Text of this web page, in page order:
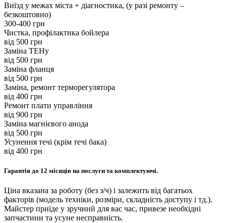
Виїзд у межах міста + діагностика, (у разі ремонту –
безкоштовно)
300-400 грн
Чистка, профілактика бойлера
вiд 500 грн
Заміна ТЕНу
вiд 500 грн
Заміна фланця
вiд 500 грн
Заміна, ремонт терморегулятора
вiд 400 грн
Ремонт плати управління
вiд 900 грн
Заміна магнієвого анода
вiд 500 грн
Усунення течі (крім течі бака)
вiд 400 грн
Гарантія до 12 місяців на послуги та комплектуючі.
Ціна вказана за роботу (без з/ч) і залежить від багатьох
факторів (модель техніки, розміри, складність доступу і тд.).
Майстер приїде у зручний для вас час, привезе необхідні
запчастини та усуне несправність.